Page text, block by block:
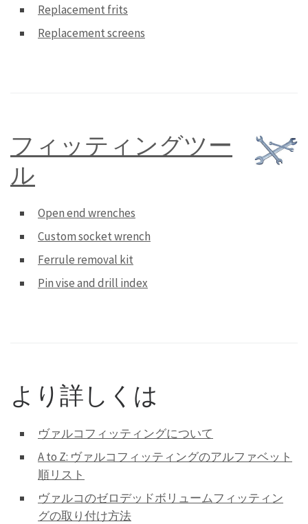
Replacement frits
Replacement screens
フィッティングツー
ル
Open end wrenches
Custom socket wrench
Ferrule removal kit
Pin vise and drill index
より詳しくは
ヴァルコフィッティングについて
A to Z: ヴァルコフィッティングのアルファベット
順リスト
ヴァルコのゼロデッドボリュームフィッティン
グの取り付け方法